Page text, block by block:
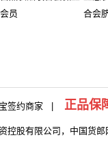
员
合会
宝签约商家 | 正品保
控股有限公司，中国货